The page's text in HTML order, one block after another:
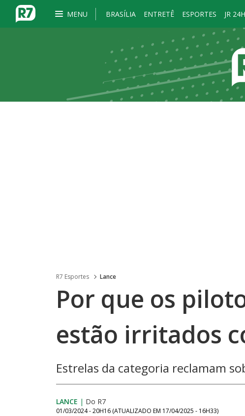
MENU BRASÍLIA ENTRETÊ ESPORTES JR 24H
R7 Esportes Lance
Por que os
estão irritados
Estrelas da categoria reclamam
LANCE | Do R7
01/03/2024 - 20H16 (ATUALIZADO EM 17/04/2025 - 16H33)